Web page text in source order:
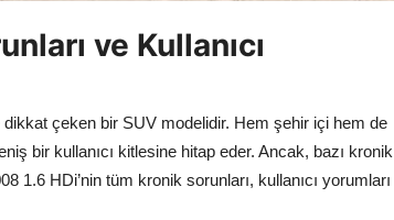
ve Kullanıcı
çeken bir SUV modelidir. Hem şehir içi hem de
bir kullanıcı kitlesine hitap eder. Ancak, bazı kronik
1.6 HDi’nin tüm kronik sorunları, kullanıcı yorumları